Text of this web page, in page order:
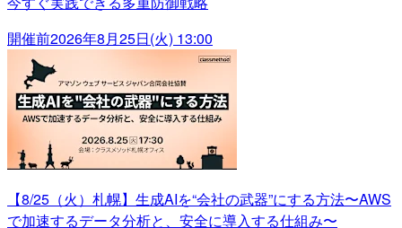
開催前2026年8月25日(火) 13:00
【8/25（火）札幌】生成AIを“会社の武器”にする方法〜AWS
で加速するデータ分析と、安全に導入する仕組み〜